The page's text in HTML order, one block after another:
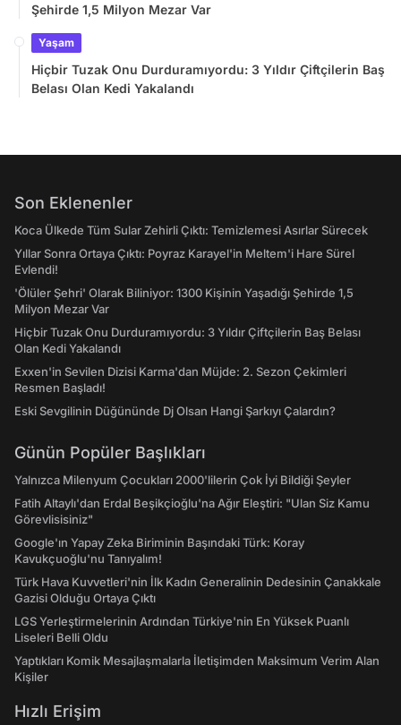
Şehirde 1,5 Milyon Mezar Var
Yaşam
Hiçbir Tuzak Onu Durduramıyordu: 3 Yıldır Çiftçilerin Baş
Belası Olan Kedi Yakalandı
Son Eklenenler
Koca Ülkede Tüm Sular Zehirli Çıktı: Temizlemesi Asırlar Sürecek
Yıllar Sonra Ortaya Çıktı: Poyraz Karayel'in Meltem'i Hare Sürel
Evlendi!
'Ölüler Şehri' Olarak Biliniyor: 1300 Kişinin Yaşadığı Şehirde 1,5
Milyon Mezar Var
Hiçbir Tuzak Onu Durduramıyordu: 3 Yıldır Çiftçilerin Baş Belası
Olan Kedi Yakalandı
Exxen'in Sevilen Dizisi Karma'dan Müjde: 2. Sezon Çekimleri
Resmen Başladı!
Eski Sevgilinin Düğününde Dj Olsan Hangi Şarkıyı Çalardın?
Günün Popüler Başlıkları
Yalnızca Milenyum Çocukları 2000'lilerin Çok İyi Bildiği Şeyler
Fatih Altaylı'dan Erdal Beşikçioğlu'na Ağır Eleştiri: "Ulan Siz Kamu
Görevlisisiniz"
Google'ın Yapay Zeka Biriminin Başındaki Türk: Koray
Kavukçuoğlu'nu Tanıyalım!
Türk Hava Kuvvetleri'nin İlk Kadın Generalinin Dedesinin Çanakkale
Gazisi Olduğu Ortaya Çıktı
LGS Yerleştirmelerinin Ardından Türkiye'nin En Yüksek Puanlı
Liseleri Belli Oldu
Yaptıkları Komik Mesajlaşmalarla İletişimden Maksimum Verim Alan
Kişiler
Hızlı Erişim